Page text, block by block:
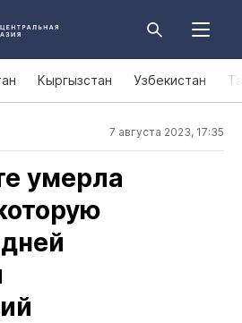
Кыргызстан Узбекистан
7 августа 2023, 17:35
умерла